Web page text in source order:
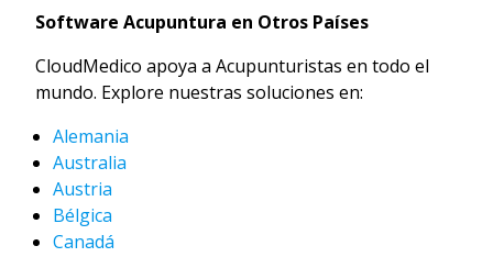
Software Acupuntura en Otros Países
CloudMedico apoya a Acupunturistas en todo el
mundo. Explore nuestras soluciones en:
Alemania
Australia
Austria
Bélgica
Canadá